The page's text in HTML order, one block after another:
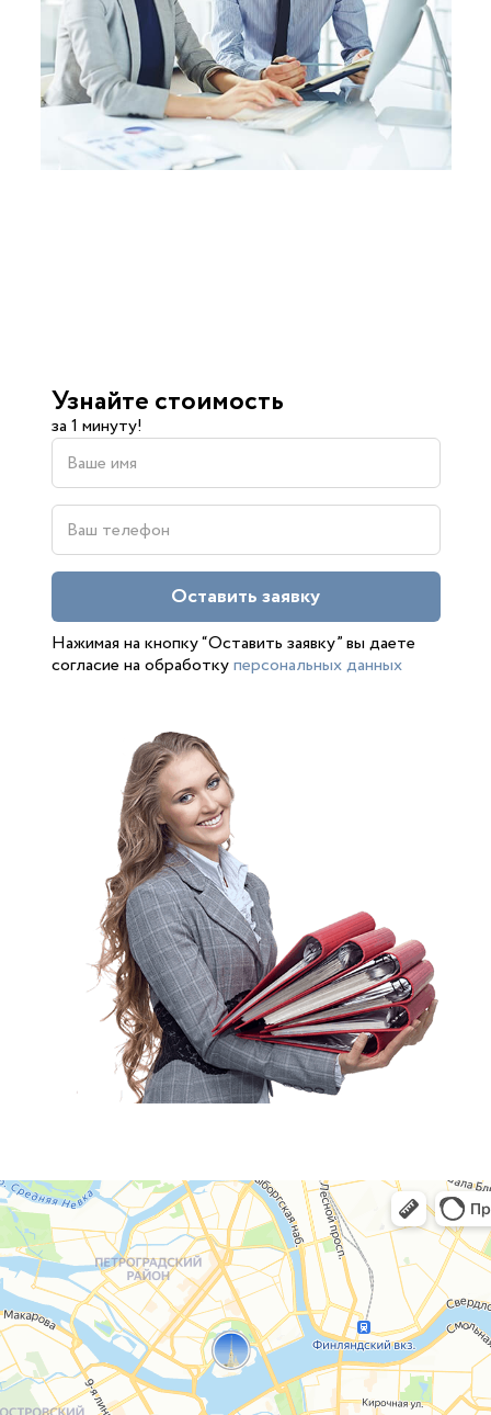
Узнайте стоимость
за 1 минуту!
Оставить заявку
Нажимая на кнопку “Оставить заявку” вы даете
согласие на обработкуперсональных данных